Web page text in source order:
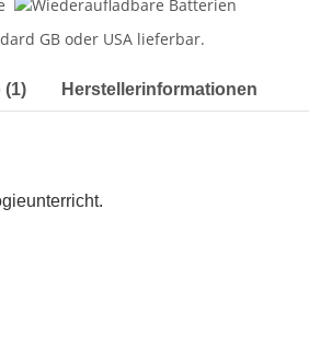
(1) Herstellerinformationen